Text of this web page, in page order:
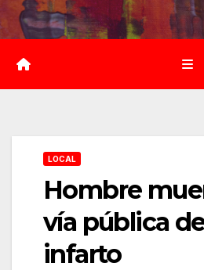
Saltar
al
contenido
LOCAL
Hombre
vía pública
infarto